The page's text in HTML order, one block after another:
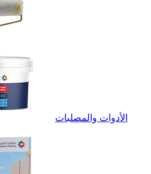
الأدوات والمصلبات